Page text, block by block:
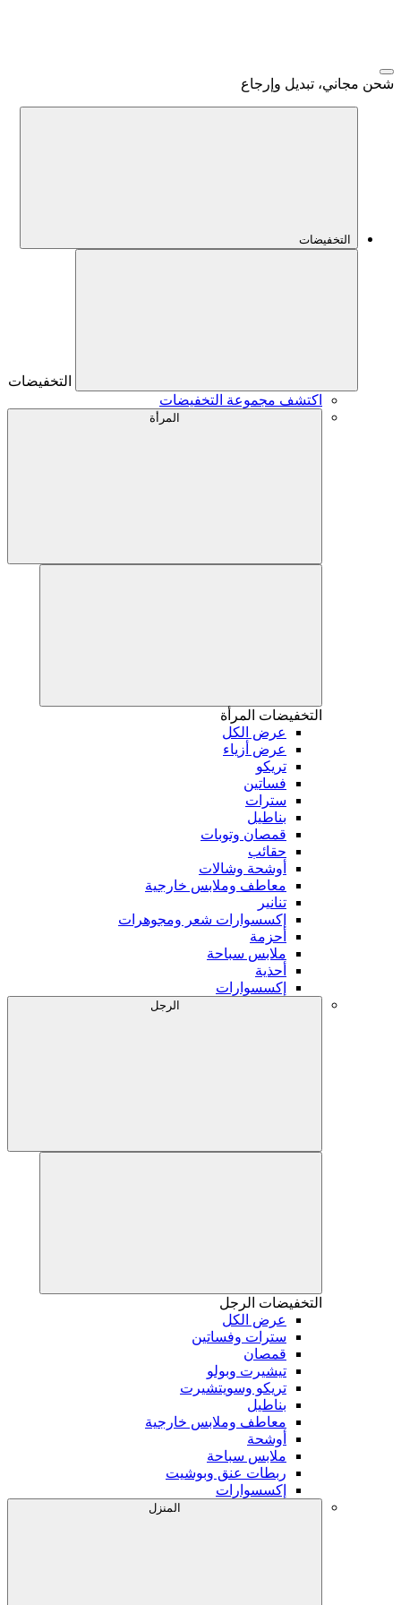
شحن مجاني، تبديل وإرجاع
التخفيضات
التخفيضات
اكتشف مجموعة التخفيضات
المرأة
التخفيضات المرأة
عرض الكل
عرض أزياء
تريكو
فساتين
سترات
بناطيل
قمصان وتوبات
حقائب
أوشحة وشالات
معاطف وملابس خارجية
تنانير
إكسسوارات شعر ومجوهرات
أحزمة
ملابس سباحة
أحذية
إكسسوارات
الرجل
التخفيضات الرجل
عرض الكل
سترات وفساتين
قمصان
تيشيرت وبولو
تريكو وسويتشيرت
بناطيل
معاطف وملابس خارجية
أوشحة
ملابس سباحة
ربطات عنق وبوشيت
إكسسوارات
المنزل